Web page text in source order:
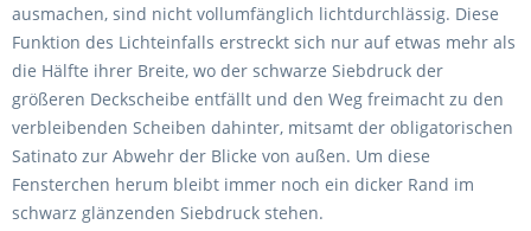
ausmachen, sind nicht vollumfänglich lichtdurchlässig. Diese
Funktion des Lichteinfalls erstreckt sich nur auf etwas mehr als
die Hälfte ihrer Breite, wo der schwarze Siebdruck der
größeren Deckscheibe entfällt und den Weg freimacht zu den
verbleibenden Scheiben dahinter, mitsamt der obligatorischen
Satinato zur Abwehr der Blicke von außen. Um diese
Fensterchen herum bleibt immer noch ein dicker Rand im
schwarz glänzenden Siebdruck stehen.